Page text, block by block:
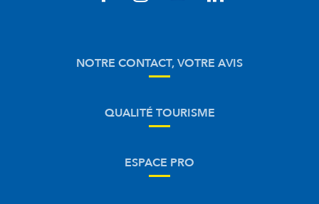
NOTRE CONTACT, VOTRE AVIS
QUALITÉ TOURISME
ESPACE PRO